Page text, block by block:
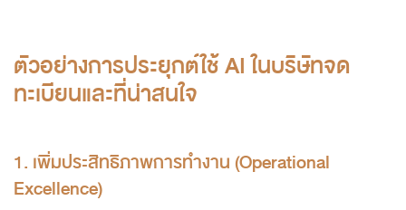
ตัวอย่างการประยุกต์ใช้ AI ในบริษัทจด
ทะเบียนและที่น่าสนใจ
1. เพิ่มประสิทธิภาพการทำงาน (Operational
Excellence)